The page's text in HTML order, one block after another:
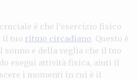
è che l’esercizio fisico
il tuo ritmo circadiano. Questo è
e della veglia che il tuo
esegui attività fisica, aiuti il
i momenti in cui è il